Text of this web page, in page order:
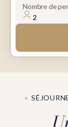
Nombre de